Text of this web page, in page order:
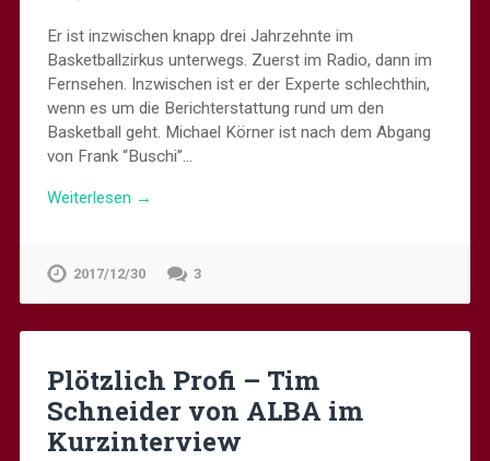
Er ist inzwischen knapp drei Jahrzehnte im
Basketballzirkus unterwegs. Zuerst im Radio, dann im
Fernsehen. Inzwischen ist er der Experte schlechthin,
wenn es um die Berichterstattung rund um den
Basketball geht. Michael Körner ist nach dem Abgang
von Frank “Buschi”…
Weiterlesen →
2017/12/30 3
Plötzlich Profi – Tim
Schneider von ALBA im
Kurzinterview